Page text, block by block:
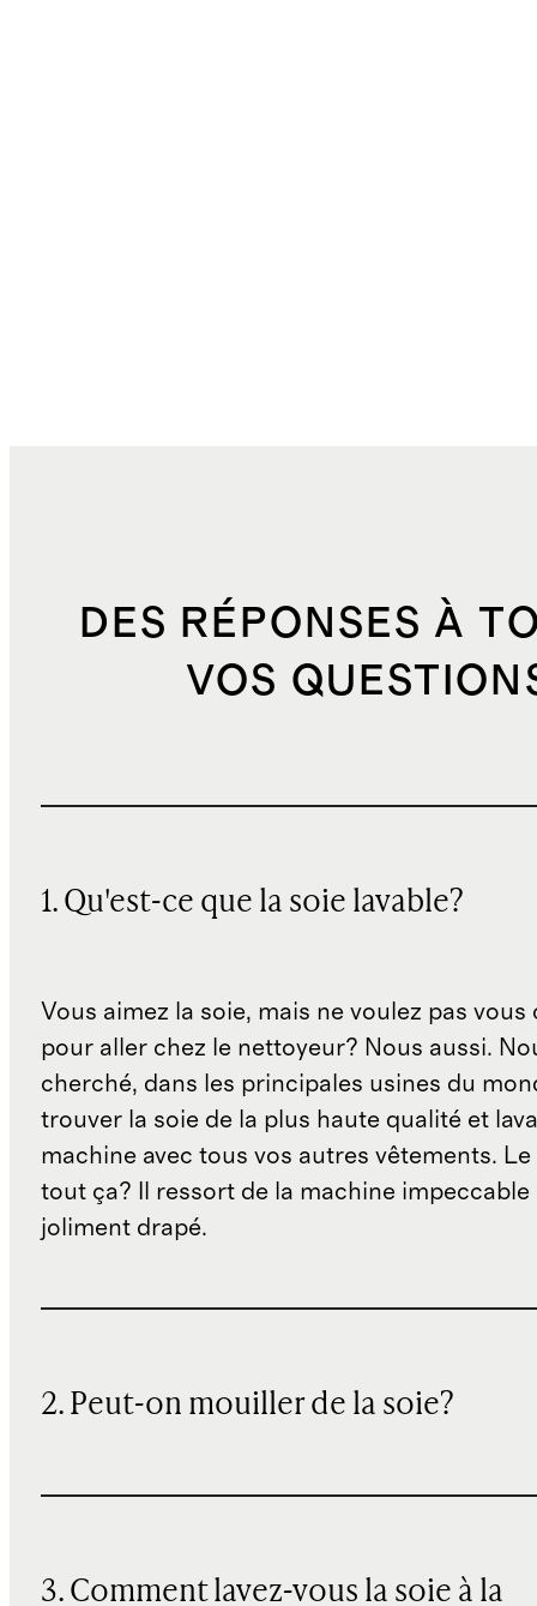
DES RÉPONSES À
VOS
1. Qu'est-ce que la soie lavable?
Vous aimez la soie, mais ne voulez pas vous
pour aller chez le nettoyeur? Nous aussi.
cherché, dans les principales usines du
trouver la soie de la plus haute qualité et
machine avec tous vos autres vêtements.
tout ça? Il ressort de la machine impeccable
joliment drapé.
2. Peut-on mouiller de la soie?
3. Comment lavez-vous la soie à la